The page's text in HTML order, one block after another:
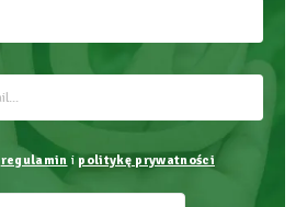
regulamin i politykę prywatności